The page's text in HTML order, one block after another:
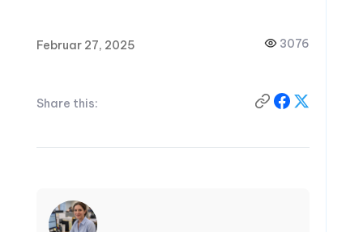
Februar 27, 2025 3076
Share this: